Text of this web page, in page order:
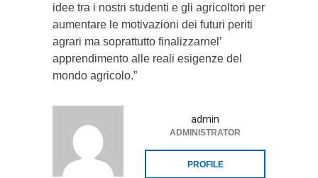
idee tra i nostri studenti e gli agricoltori per
aumentare le motivazioni dei futuri periti
agrari ma soprattutto finalizzarnel’
apprendimento alle reali esigenze del
mondo agricolo.”
admin
ADMINISTRATOR
PROFILE